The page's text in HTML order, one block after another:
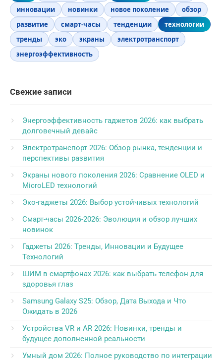
инновации
новинки новое поколение
обзор
развитие
смарт-часы тенденции
технологии
тренды
эко экраны
электротранспорт
энергоэффективность
Свежие записи
Энергоэффективность гаджетов 2026: как выбрать
долговечный девайс
Электротранспорт 2026: Обзор рынка, тенденции и
перспективы развития
Экраны нового поколения 2026: Сравнение OLED и
MicroLED технологий
Эко-гаджеты 2026: Выбор устойчивых технологий
Смарт-часы 2026-2026: Эволюция и обзор лучших
новинок
Гаджеты 2026: Тренды, Инновации и Будущее
Технологий
ШИМ в смартфонах 2026: как выбрать телефон для
здоровья глаз
Samsung Galaxy S25: Обзор, Дата Выхода и Что
Ожидать в 2026
Устройства VR и AR 2026: Новинки, тренды и
будущее дополненной реальности
Умный дом 2026: Полное руководство по интеграции